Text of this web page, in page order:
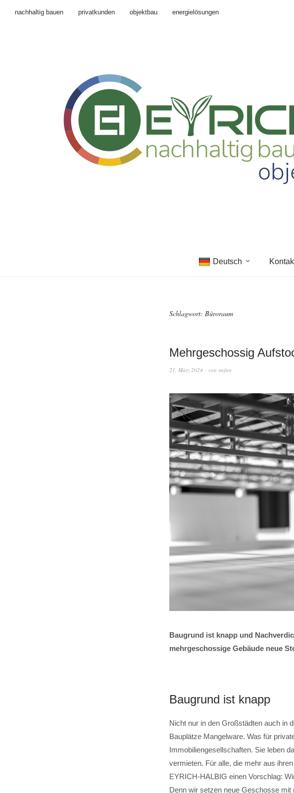
nachhaltig bauen privatkunden objektbau
energielösungen
Deutsch
Schlagwort: Büroraum
Mehrgeschossig
21. März 2024 von stefan
Baugrund ist knapp und
mehrgeschossige Gebäude neue
Baugrund ist knapp
Nicht nur in den Großstädten auch in
Bauplätze Mangelware. Was für
Immobiliengesellschaften. Sie leben
vermieten. Für alle, die mehr aus
EYRICH-HALBIG einen Vorschlag:
Denn wir setzen neue Geschosse